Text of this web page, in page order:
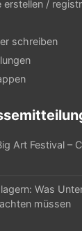
erstellen /
schreiben
Art Festival –
Was
müssen